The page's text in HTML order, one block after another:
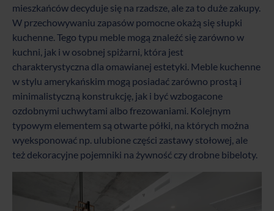
mieszkańców decyduje się na rzadsze, ale za to duże zakupy.
W przechowywaniu zapasów pomocne okażą się słupki
kuchenne. Tego typu meble mogą znaleźć się zarówno w
kuchni, jak i w osobnej spiżarni, która jest
charakterystyczna dla omawianej estetyki. Meble kuchenne
w stylu amerykańskim mogą posiadać zarówno prostą i
minimalistyczną konstrukcję, jak i być wzbogacone
ozdobnymi uchwytami albo frezowaniami. Kolejnym
typowym elementem są otwarte półki, na których można
wyeksponować np. ulubione części zastawy stołowej, ale
też dekoracyjne pojemniki na żywność czy drobne bibeloty.